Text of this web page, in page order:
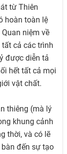
từ Thiên
hoàn toàn lệ
niệm về
cả các trình
được diễn tả
hết tất cả mọi
vật chất.
thiêng (mà lý
khung cảnh
thời, và có lẽ
đến sự tạo